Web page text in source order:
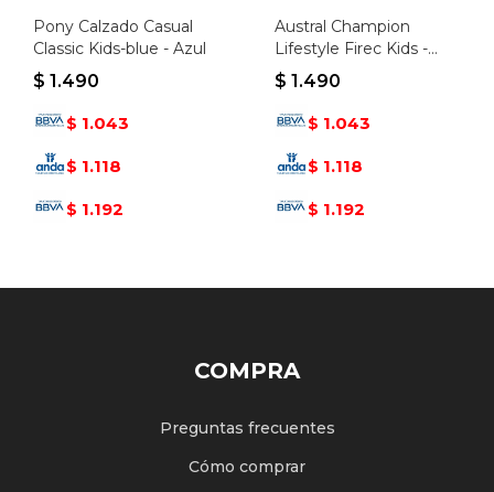
Pony Calzado Casual
Classic Kids-blue - Azul
$ 1.490
$ 1.043
$ 1.118
$ 1.192
Austral Champion
Lifestyle Firec Kids -
Blanco/azul - Blanco-
azul
$ 1.490
$ 1.043
$ 1.118
$ 1.192
COMPRA
Preguntas frecuentes
Cómo comprar